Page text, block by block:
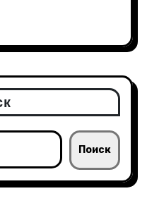
Поиск